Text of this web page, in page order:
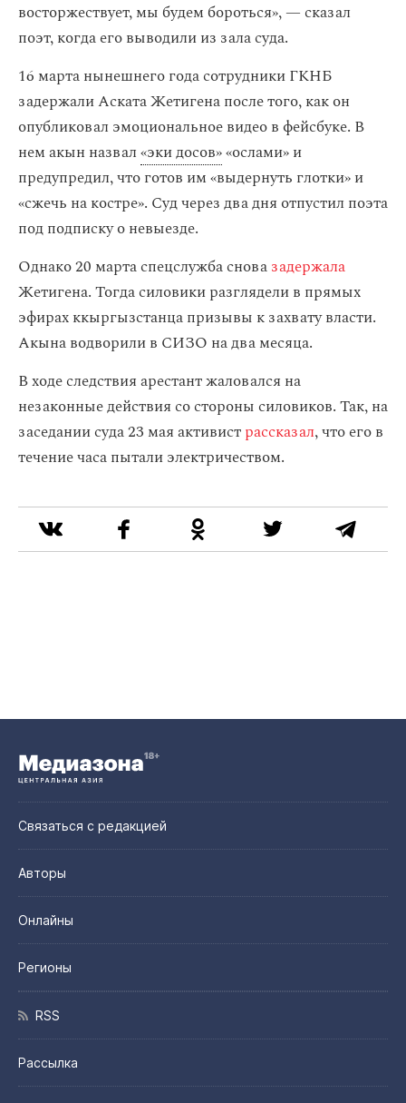
восторжествует, мы будем бороться», — сказал
поэт, когда его выводили из зала суда.
16 марта нынешнего года сотрудники ГКНБ
задержали Аската Жетигена после того, как он
опубликовал эмоциональное видео в фейсбуке. В
нем акын назвал«эки досов»«ослами» и
предупредил, что готов им «выдернуть глотки» и
«сжечь на костре». Суд через два дня отпустил поэта
под подписку о невыезде.
Однако 20 марта спецслужба сновазадержала
Жетигена. Тогда силовики разглядели в прямых
эфирах ккыргызстанца призывы к захвату власти.
Акына водворили в СИЗО на два месяца.
В ходе следствия арестант жаловался на
незаконные действия со стороны силовиков. Так, на
заседании суда 23 мая активистрассказал, что его в
течение часа пытали электричеством.
Связаться с редакцией
Авторы
Онлайны
Регионы
RSS
Рассылка